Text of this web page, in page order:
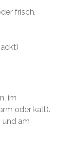
frisch,
im
oder kalt).
und am